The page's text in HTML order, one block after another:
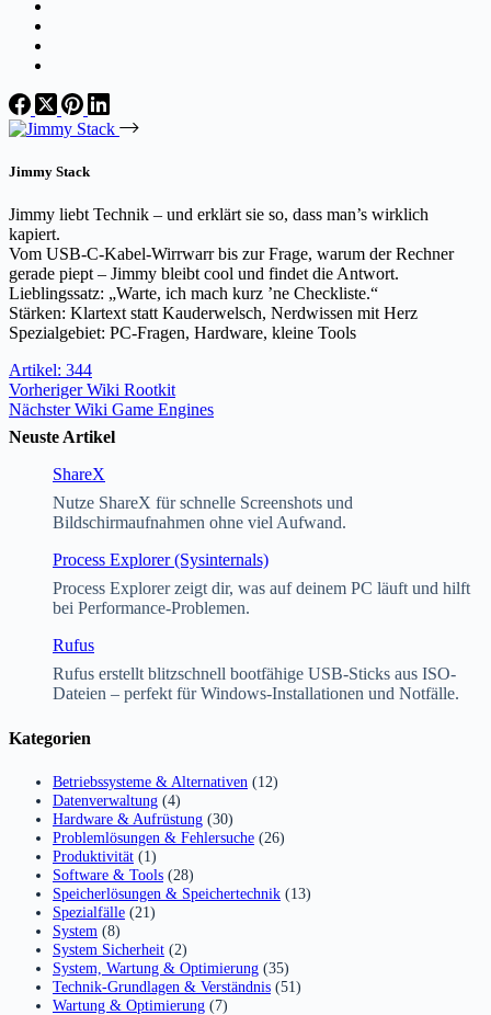
Jimmy Stack
Jimmy liebt Technik – und erklärt sie so, dass man’s wirklich
kapiert.
Vom USB-C-Kabel-Wirrwarr bis zur Frage, warum der Rechner
gerade piept – Jimmy bleibt cool und findet die Antwort.
Lieblingssatz: „Warte, ich mach kurz ’ne Checkliste.“
Stärken: Klartext statt Kauderwelsch, Nerdwissen mit Herz
Spezialgebiet: PC-Fragen, Hardware, kleine Tools
Artikel: 344
VorherigerWiki Rootkit
NächsterWiki Game Engines
Neuste Artikel
ShareX
Nutze ShareX für schnelle Screenshots und
Bildschirmaufnahmen ohne viel Aufwand.
Process Explorer (Sysinternals)
Process Explorer zeigt dir, was auf deinem PC läuft und hilft
bei Performance-Problemen.
Rufus
Rufus erstellt blitzschnell bootfähige USB-Sticks aus ISO-
Dateien – perfekt für Windows-Installationen und Notfälle.
Kategorien
Betriebssysteme & Alternativen (12)
Datenverwaltung (4)
Hardware & Aufrüstung (30)
Problemlösungen & Fehlersuche (26)
Produktivität (1)
Software & Tools (28)
Speicherlösungen & Speichertechnik (13)
Spezialfälle (21)
System (8)
System Sicherheit (2)
System, Wartung & Optimierung (35)
Technik-Grundlagen & Verständnis (51)
Wartung & Optimierung (7)